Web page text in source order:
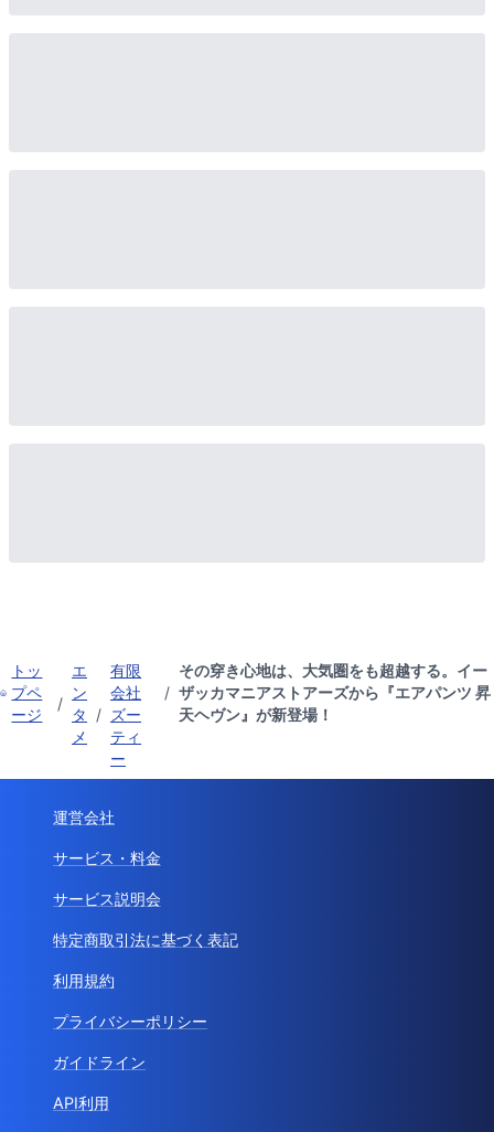
トッ
プペ
ージ
/
エ
ン
タ
メ
/
有限
会社
ズー
ティ
ー
/
その穿き心地は、大気圏をも超越する。イー
ザッカマニアストアーズから『エアパンツ 昇
天ヘヴン』が新登場！
運営会社
サービス・料金
サービス説明会
特定商取引法に基づく表記
利用規約
プライバシーポリシー
ガイドライン
API利用